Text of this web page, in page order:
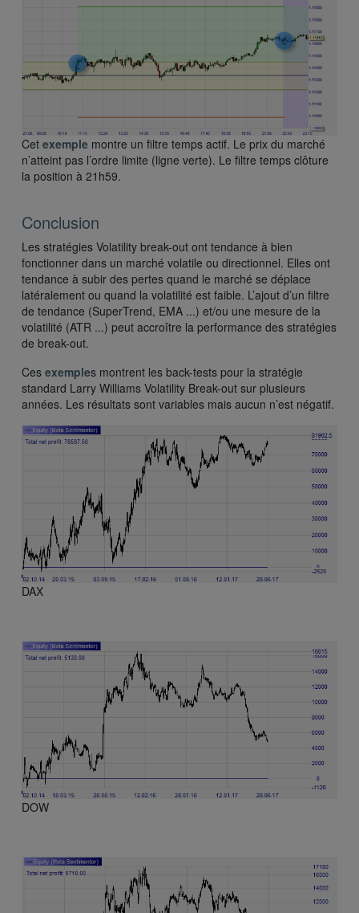
Cet exemple montre un filtre temps actif. Le prix du marché
n’atteint pas l’ordre limite (ligne verte). Le filtre temps clôture
la position à 21h59.
Conclusion
Les stratégies Volatility break-out ont tendance à bien
fonctionner dans un marché volatile ou directionnel. Elles ont
tendance à subir des pertes quand le marché se déplace
latéralement ou quand la volatilité est faible. L’ajout d’un filtre
de tendance (SuperTrend, EMA ...) et/ou une mesure de la
volatilité (ATR ...) peut accroître la performance des stratégies
de break-out.
Ces exemples montrent les back-tests pour la stratégie
standard Larry Williams Volatility Break-out sur plusieurs
années. Les résultats sont variables mais aucun n’est négatif.
DAX
DOW